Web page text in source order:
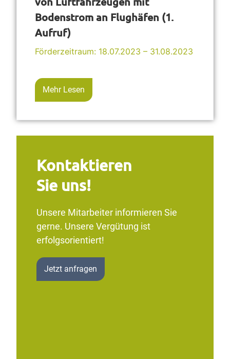
Bodenstrom an Flughäfen (1.
Aufruf)
Förderzeitraum: 18.07.2023 – 31.08.2023
Mehr Lesen
Kontaktieren
Sie uns!
Unsere Mitarbeiter informieren Sie
gerne. Unsere Vergütung ist
erfolgsorientiert!
Jetzt anfragen